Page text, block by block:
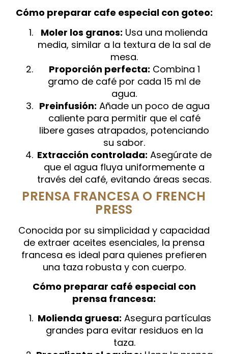
Cómo preparar cafe especial con goteo:
Moler los granos: Usa una molienda
media, similar a la textura de la sal de
mesa.
Proporción perfecta: Combina 1
gramo de café por cada 15 ml de
agua.
Preinfusión: Añade un poco de agua
caliente para permitir que el café
libere gases atrapados, potenciando
su sabor.
Extracción controlada: Asegúrate de
que el agua fluya uniformemente a
través del café, evitando áreas secas.
PRENSA FRANCESA O FRENCH
PRESS
Conocida por su simplicidad y capacidad
de extraer aceites esenciales, la prensa
francesa es ideal para quienes prefieren
una taza robusta y con cuerpo.
Cómo preparar café especial con
prensa francesa:
Molienda gruesa: Asegura partículas
grandes para evitar residuos en la
taza.